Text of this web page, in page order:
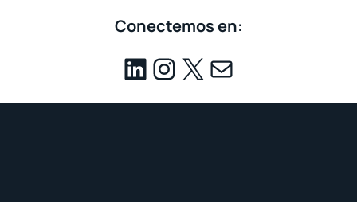
Conectemos en: